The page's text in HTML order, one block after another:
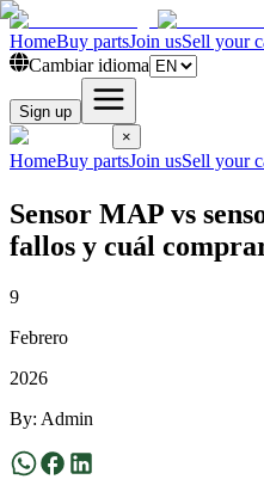
HomeBuy partsJoin usSell your
Cambiar idioma
Sign up
×
HomeBuy partsJoin usSell your
Sensor MAP vs
fallos y cuál
9
Febrero
2026
By: Admin